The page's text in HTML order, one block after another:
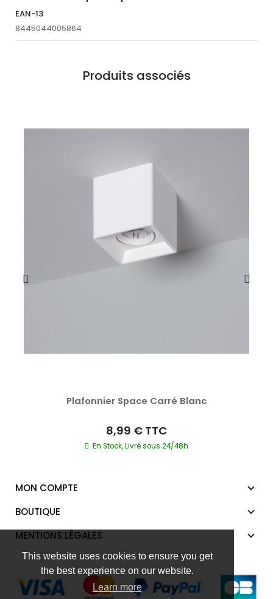
This website uses cookies to ensure you get
the best experience on our website.
Learn more
EAN-13
8445044005864
Produits associés
Plafonnier Space Carré Blanc
8,99 € TTC
En Stock, Livré sous 24/48h
MON COMPTE
BOUTIQUE
MENTIONS LÉGALES